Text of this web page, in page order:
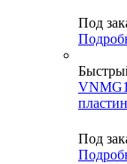
Под
Под